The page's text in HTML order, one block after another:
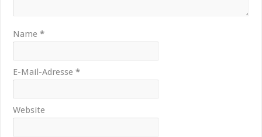
Name*
E-Mail-Adresse*
Website